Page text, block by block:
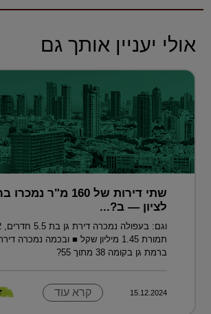
אולי יעניין אותך גם
שתי דירות של 160 מ"ר
לציון — ב?...
ברמת גן בקומה 38 מתוך 55?
15.12.2024 קרא עוד